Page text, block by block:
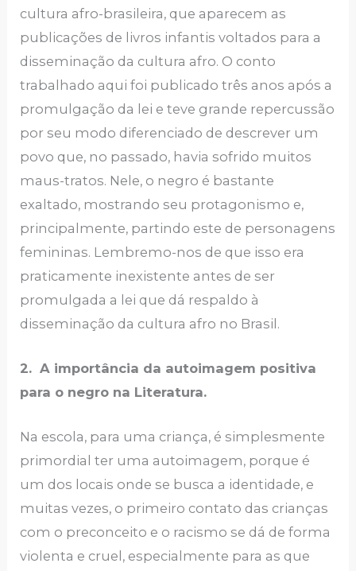
cultura afro-brasileira, que aparecem as
publicações de livros infantis voltados para a
disseminação da cultura afro. O conto
trabalhado aqui foi publicado três anos após a
promulgação da lei e teve grande repercussão
por seu modo diferenciado de descrever um
povo que, no passado, havia sofrido muitos
maus-tratos. Nele, o negro é bastante
exaltado, mostrando seu protagonismo e,
principalmente, partindo este de personagens
femininas. Lembremo-nos de que isso era
praticamente inexistente antes de ser
promulgada a lei que dá respaldo à
disseminação da cultura afro no Brasil.
2. A importância da autoimagem positiva
para o negro na Literatura.
Na escola, para uma criança, é simplesmente
primordial ter uma autoimagem, porque é
um dos locais onde se busca a identidade, e
muitas vezes, o primeiro contato das crianças
com o preconceito e o racismo se dá de forma
violenta e cruel, especialmente para as que